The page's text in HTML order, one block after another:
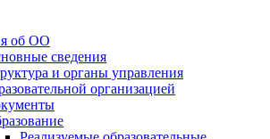
об ОО
сведения
и органы управления
организацией